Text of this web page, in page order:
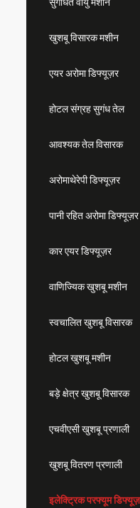
खुशबू विसारक मशीन
एयर अरोमा डिफ्यूज़र
होटल संग्रह सुगंध तेल
आवश्यक तेल विसारक
अरोमाथेरेपी डिफ्यूज़र
पानी रहित अरोमा डिफ्यूज़र
कार एयर डिफ्यूज़र
वाणिज्यिक खुशबू मशीन
स्वचालित खुशबू विसारक
होटल खुशबू मशीन
बड़े क्षेत्र खुशबू विसारक
एचवीएसी खुशबू प्रणाली
खुशबू वितरण प्रणाली
इलेक्ट्रिक परफ्यूम